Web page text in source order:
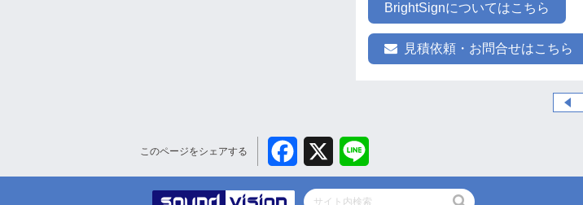
BrightSignについてはこちら
見積依頼・お問合せはこちら
このページをシェアする Facebook